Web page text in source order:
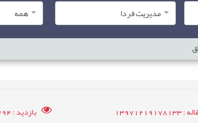
مدیریت فردا
همه
: 13971219178133 بازدید: 12494